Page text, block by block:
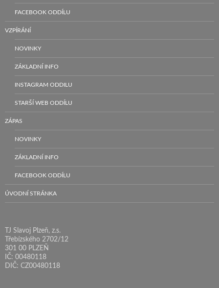
FACEBOOK ODDÍLU
VZPÍRÁNÍ
NOVINKY
ZÁKLADNÍ INFO
INSTAGRAM ODDILU
STARŠÍ WEB ODDÍLU
ZÁPAS
NOVINKY
ZÁKLADNÍ INFO
FACEBOOK ODDÍLU
ÚVODNÍ STRÁNKA
TJ Slavoj Plzeň, z.s.
Třebízského 2702/12
301 00 PLZEŇ
IČ: 00480118
DIČ: CZ00480118